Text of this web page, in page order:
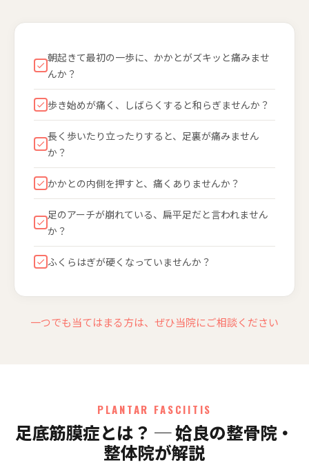
朝起きて最初の一歩に、かかとがズキッと痛みませ
んか？
歩き始めが痛く、しばらくすると和らぎませんか？
長く歩いたり立ったりすると、足裏が痛みません
か？
かかとの内側を押すと、痛くありませんか？
足のアーチが崩れている、扁平足だと言われません
か？
ふくらはぎが硬くなっていませんか？
一つでも当てはまる方は、ぜひ当院にご相談ください
PLANTAR FASCIITIS
足底筋膜症とは？ ─ 姶良の整骨院・
整体院が解説